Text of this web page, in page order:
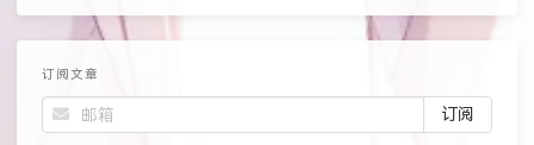
订阅文章